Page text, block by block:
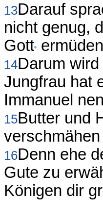
13Darauf
nicht genug,
Gott
14Darum
Jungfrau hat
Immanuel
15Butter und
16Denn ehe
Gute zu
Königen dir